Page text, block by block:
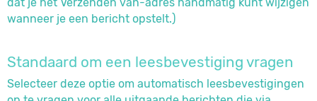
wanneer je een bericht opstelt.)
Standaard om een leesbevestiging vragen
Selecteer deze optie om automatisch leesbevestigingen